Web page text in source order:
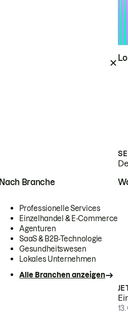
Nach Branche
Professionelle Services
Einzelhandel & E-Commerce
Agenturen
SaaS & B2B-Technologie
Gesundheitswesen
Lokales Unternehmen
Alle Branchen anzeigen